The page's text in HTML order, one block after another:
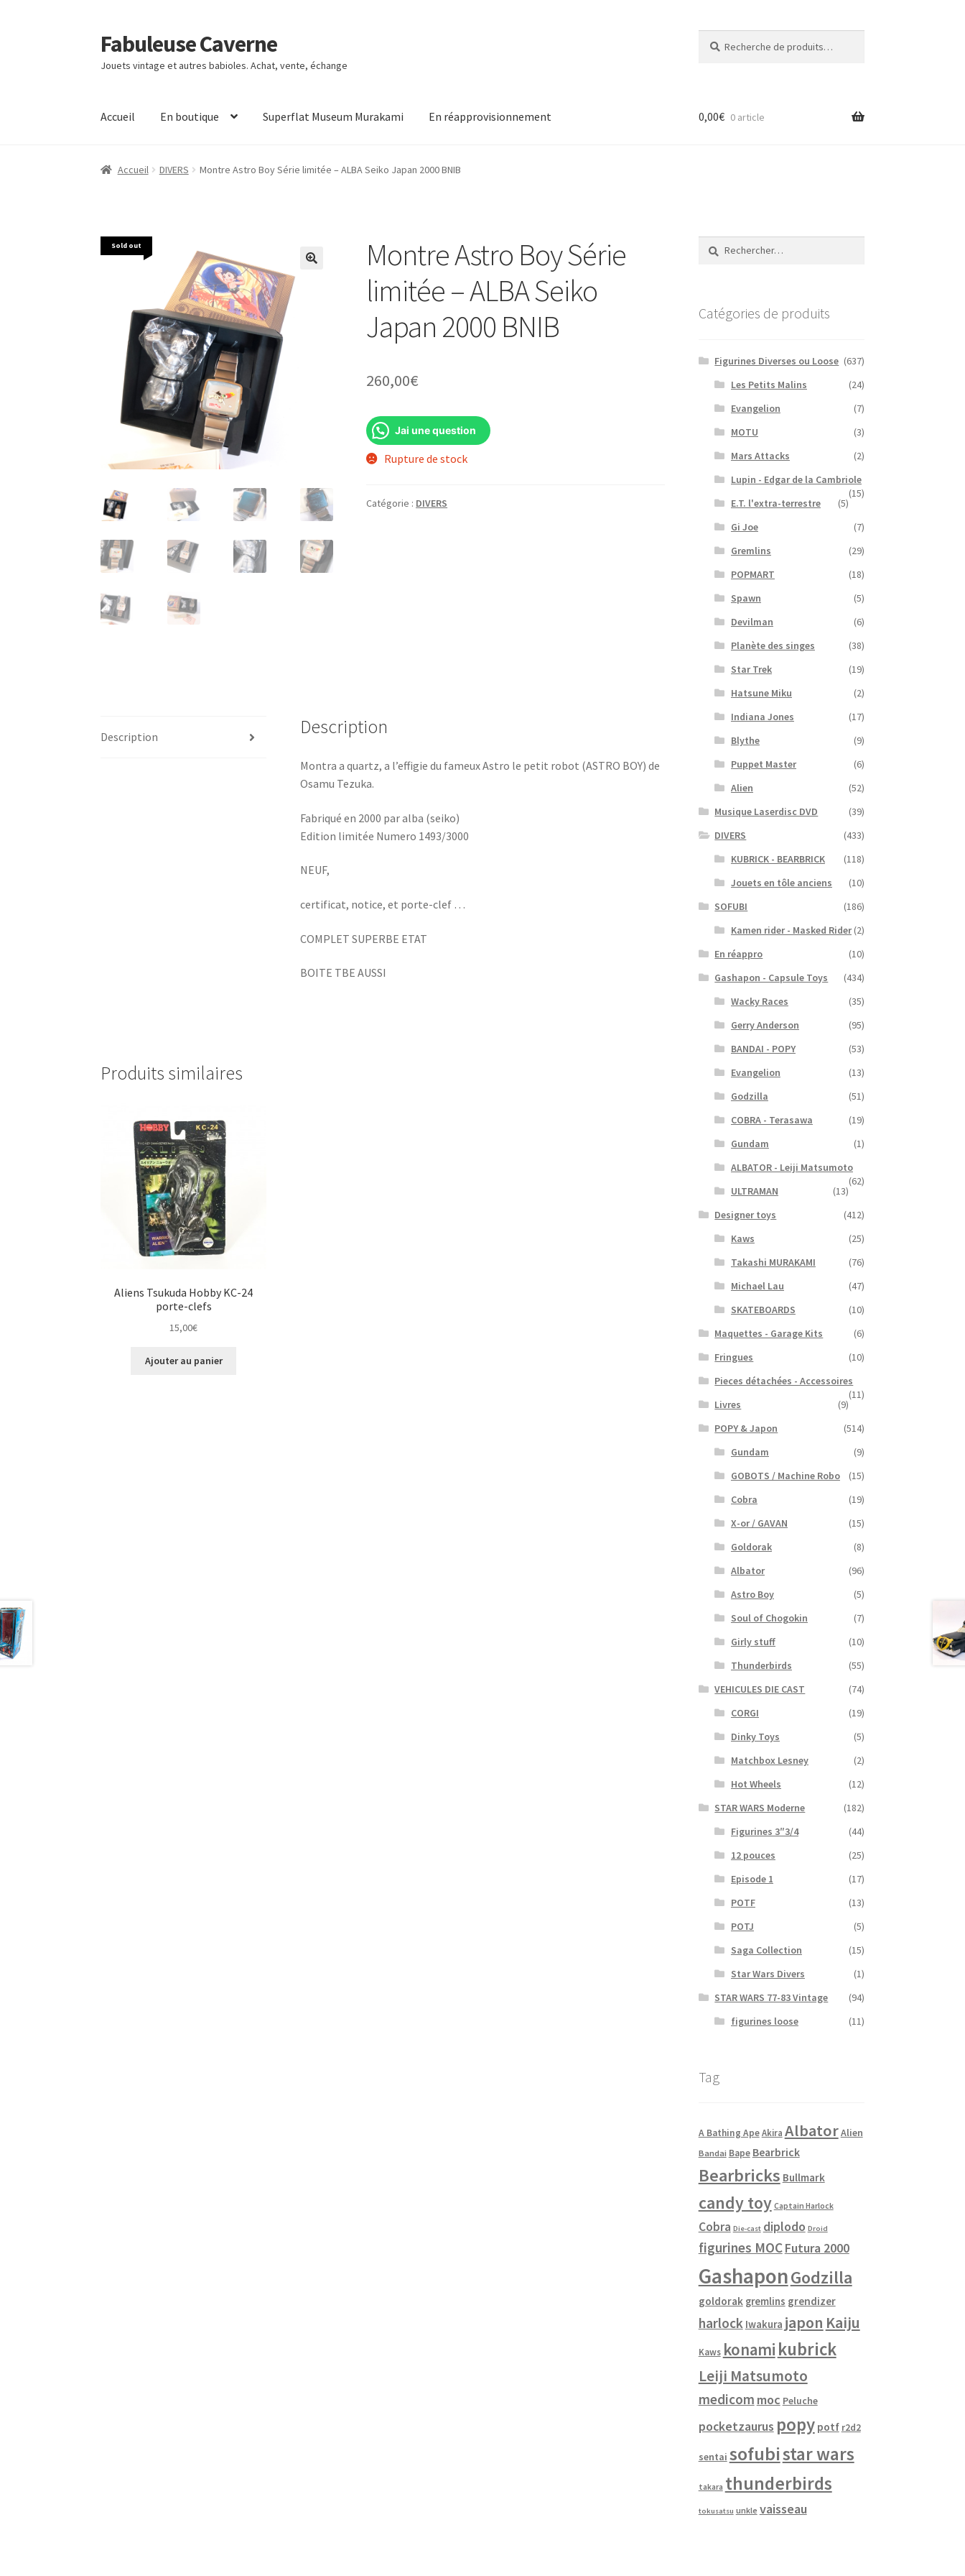
Aller
à
la
Aller
au
contenu
Fabuleuse Caverne
Jouets vintage et autres babioles. Achat, vente, échange
pour :
Accueil En boutique Superflat Museum Murakami En réapprovisionnement 0,00€ 0 article
Accueil DIVERS Montre Astro Boy Série limitée – ALBA Seiko Japan 2000 BNIB
Sold out
Montre Astro Boy Série
limitée – ALBA Seiko
Japan 2000 BNIB
260,00€
Jai une question
Rupture de stock
Catégorie : DIVERS
Description Description
Montra a quartz, a l’effigie du fameux Astro le petit robot (ASTRO BOY) de
Osamu Tezuka.
Fabriqué en 2000 par alba (seiko)
Edition limitée Numero 1493/3000
NEUF,
certificat, notice, et porte-clef …
COMPLET SUPERBE ETAT
BOITE TBE AUSSI
Produits similaires
Aliens Tsukuda Hobby KC-24
porte-clefs
15,00€
Ajouter au panier
Rechercher :
Catégories de produits
Figurines Diverses ou Loose (637)
Les Petits Malins
(24)
Evangelion
(7)
MOTU
(3)
Mars Attacks
(2)
Lupin - Edgar de la Cambriole
(15)
E.T. l'extra-terrestre
(5)
Gi Joe
(7)
Gremlins
(29)
POPMART
(18)
Spawn
(5)
Devilman
(6)
Planète des singes
(38)
Star Trek
(19)
Hatsune Miku
(2)
Indiana Jones
(17)
Blythe
(9)
Puppet Master
(6)
Alien
(52)
Musique Laserdisc DVD
(39)
DIVERS
(433)
KUBRICK - BEARBRICK
(118)
Jouets en tôle anciens
(10)
SOFUBI
(186)
Kamen rider - Masked Rider (2)
En réappro
(10)
Gashapon - Capsule Toys
(434)
Wacky Races
(35)
Gerry Anderson
(95)
BANDAI - POPY
(53)
Evangelion
(13)
Godzilla
(51)
COBRA - Terasawa
(19)
Gundam
(1)
ALBATOR - Leiji Matsumoto
(62)
ULTRAMAN
(13)
Designer toys
(412)
Kaws
(25)
Takashi MURAKAMI
(76)
Michael Lau
(47)
SKATEBOARDS
(10)
Maquettes - Garage Kits
(6)
Fringues
(10)
Pieces détachées - Accessoires
(11)
Livres
(9)
POPY & Japon
(514)
Gundam
(9)
GOBOTS / Machine Robo
(15)
Cobra
(19)
X-or / GAVAN
(15)
Goldorak
(8)
Albator
(96)
Astro Boy
(5)
Soul of Chogokin
(7)
Girly stuff
(10)
Thunderbirds
(55)
VEHICULES DIE CAST
(74)
CORGI
(19)
Dinky Toys
(5)
Matchbox Lesney
(2)
Hot Wheels
(12)
STAR WARS Moderne
(182)
Figurines 3″3/4
(44)
12 pouces
(25)
Episode 1
(17)
POTF
(13)
POTJ
(5)
Saga Collection
(15)
Star Wars Divers
(1)
STAR WARS 77-83 Vintage
(94)
figurines loose
(11)
Tag
A Bathing Ape Akira AlbatorAlien
Bandai Bape Bearbrick
Bearbricks Bullmark
candy toy Captain Harlock
Cobra Die-cast diplodo Droid
figurines MOCFutura 2000
GashaponGodzilla
goldorak gremlins grendizer
harlock Iwakura japon Kaiju
Kaws konami kubrick
Leiji Matsumoto
medicom moc Peluche
pocketzaurus popy potf r2d2
sentai sofubistar wars
takara thunderbirds
tokusatsu unkle vaisseau